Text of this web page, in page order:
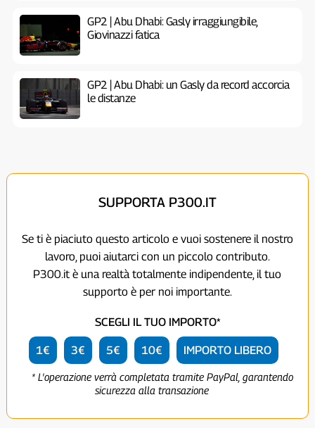
GP2 | Abu Dhabi: Gasly irraggiungibile,
Giovinazzi fatica
GP2 | Abu Dhabi: un Gasly da record accorcia
le distanze
SUPPORTA P300.IT
Se ti è piaciuto questo articolo e vuoi sostenere il nostro
lavoro, puoi aiutarci con un piccolo contributo.
P300.it è una realtà totalmente indipendente, il tuo
supporto è per noi importante.
SCEGLI IL TUO IMPORTO*
1€ 3€ 5€ 10€ IMPORTO LIBERO
* L'operazione verrà completata tramite PayPal, garantendo
sicurezza alla transazione